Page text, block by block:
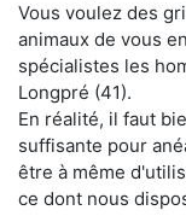
Vous voulez des
animaux de vous
spécialistes les
Longpré (41).
En réalité, il faut
suffisante pour
être à même
ce dont nous